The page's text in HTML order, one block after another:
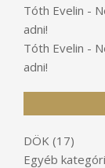
Tóth Evelin -
adni!
Tóth Evelin -
adni!
DÖK (17)
Egyéb